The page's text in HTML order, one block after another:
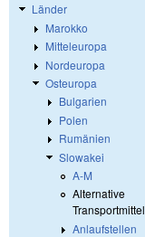
Länder
Marokko
Mitteleuropa
Nordeuropa
Osteuropa
Bulgarien
Polen
Rumänien
Slowakei
A-M
Alternative
Transportmittel
Anlaufstellen